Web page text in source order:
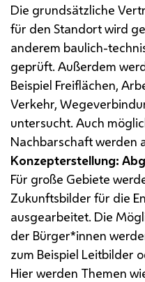
Die grundsätzliche
für den Standort wird
anderem baulich-
geprüft. Außerdem
Beispiel Freiflächen,
Verkehr,
untersucht. Auch
Nachbarschaft werden
Konzepterstellung:
Für große Gebiete
Zukunftsbilder für die
ausgearbeitet. Die
der Bürger*innen
zum Beispiel Leitbilder
Hier werden Themen